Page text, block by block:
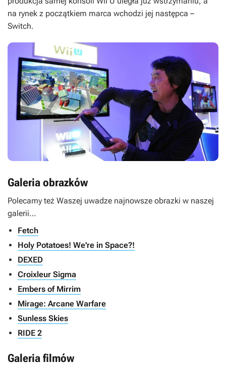
na rynek z początkiem marca wchodzi jej następca –
Switch.
Galeria obrazków
Polecamy też Waszej uwadze najnowsze obrazki w naszej
galerii…
Fetch
Holy Potatoes! We're in Space?!
DEXED
Croixleur Sigma
Embers of Mirrim
Mirage: Arcane Warfare
Sunless Skies
RIDE 2
Galeria filmów